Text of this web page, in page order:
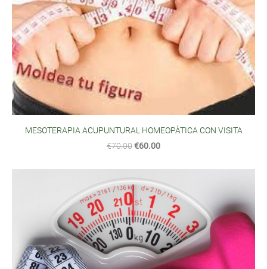
MESOTERAPIA ACUPUNTURAL HOMEOPÀTICA CON VISITA
€70.00€60.00